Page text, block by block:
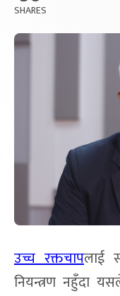
SHARES
उच्च रक्तचापलाई
नियन्त्रण नहुँदा